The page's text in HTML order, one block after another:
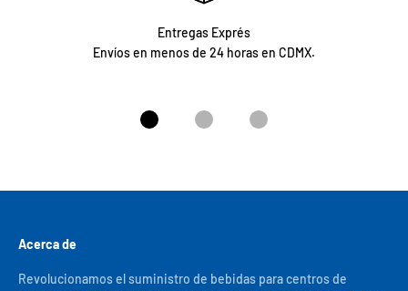
Entregas Exprés
Envíos en menos de 24 horas en CDMX.
Ir al artículo 1Ir al artículo 2Ir al artículo 3
Acerca de
Revolucionamos el suministro de bebidas para centros de